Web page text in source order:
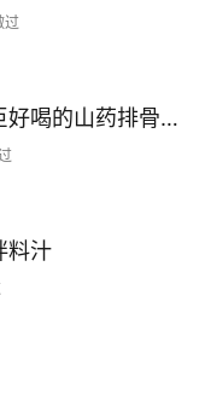
过
鲜香味美！巨好喝的山药排骨汤！！
料汁